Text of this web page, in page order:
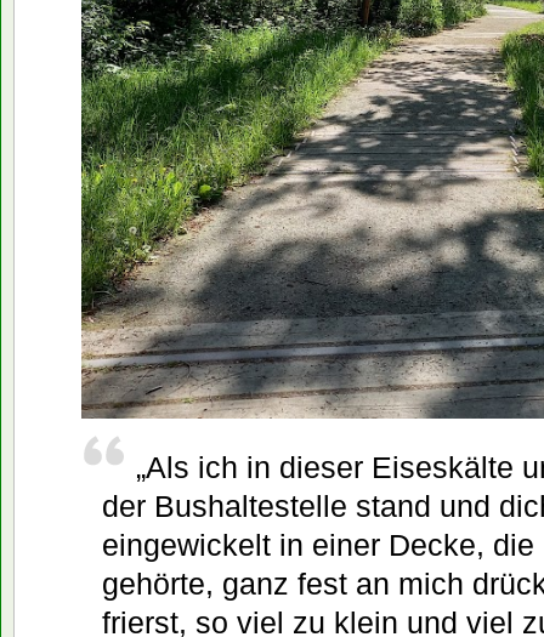
„Als ich in dieser Eiseskälte
der Bushaltestelle stand und
eingewickelt in einer Decke,
gehörte, ganz fest an mich
frierst, so viel zu klein und viel